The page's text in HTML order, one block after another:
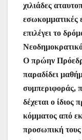
χιλιάδες
εσωκομματικές
επιλέγει το
Ο πρώην
παραδίδει
συμπεριφοράς,
δέχεται ο ίδιος
κόμματος από
προσωπική τους